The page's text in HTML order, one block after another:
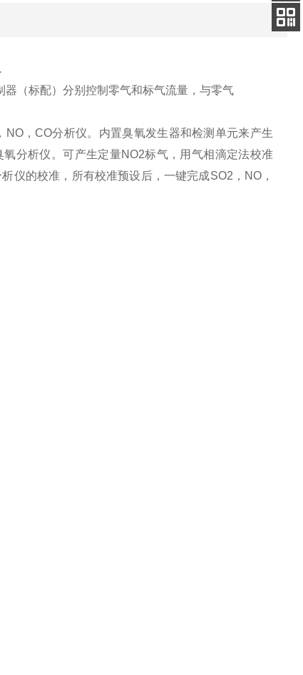
（标配）分别控制零气和标气流量，与零气
，CO分析仪。内置臭氧发生器和检测单元来产生
分析仪。可产生定量NO2标气，用气相滴定法校准
仪的校准，所有校准预设后，一键完成SO2，NO，
客服
电话